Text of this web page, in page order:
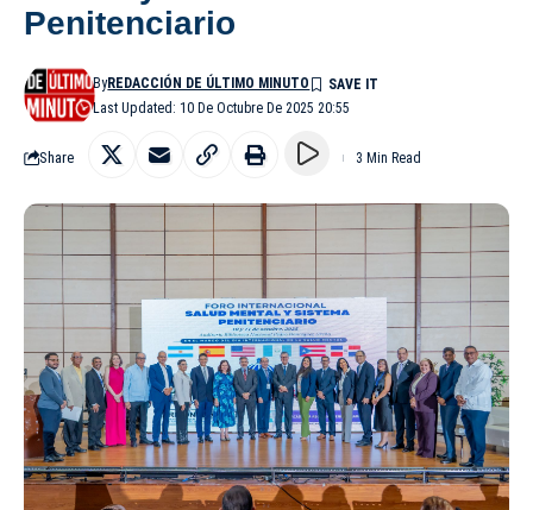
Penitenciario
Last Updated: 10 De Octubre De 2025 20:55
ByREDACCIÓN DE ÚLTIMO MINUTO
Share 3 Min Read